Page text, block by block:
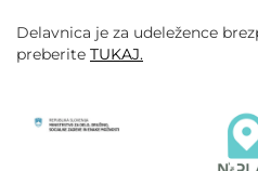
Delavnica je za udeležence
preberite TUKAJ.